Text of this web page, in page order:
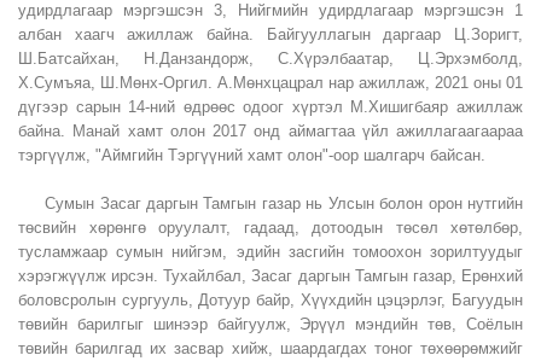
удирдлагаар мэргэшсэн 3, Нийгмийн удирдлагаар мэргэшсэн 1
албан хаагч ажиллаж байна. Байгууллагын даргаар Ц.Зоригт,
Ш.Батсайхан, Н.Данзандорж, С.Хүрэлбаатар, Ц.Эрхэмболд,
Х.Сумъяа, Ш.Мөнх-Оргил. А.Мөнхцацрал нар ажиллаж, 2021 оны 01
дүгээр сарын 14-ний өдрөөс одоог хүртэл М.Хишигбаяр ажиллаж
байна. Манай хамт олон 2017 онд аймагтаа үйл ажиллагаагаараа
тэргүүлж, "Аймгийн Тэргүүний хамт олон"-оор шалгарч байсан.
Сумын Засаг даргын Тамгын газар нь Улсын болон орон нутгийн
төсвийн хөрөнгө оруулалт, гадаад, дотоодын төсөл хөтөлбөр,
тусламжаар сумын нийгэм, эдийн засгийн томоохон зорилтуудыг
хэрэгжүүлж ирсэн. Тухайлбал, Засаг даргын Тамгын газар, Ерөнхий
боловсролын сургууль, Дотуур байр, Хүүхдийн цэцэрлэг, Багуудын
төвийн барилгыг шинээр байгуулж, Эрүүл мэндийн төв, Соёлын
төвийн барилгад их засвар хийж, шаардагдах тоног төхөөрөмжийг